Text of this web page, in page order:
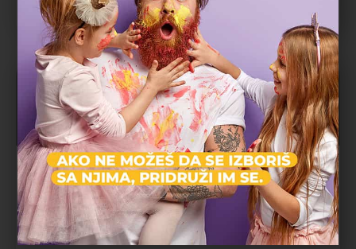
Vračar
Naučno-obrazovni centar za decu i mlade
Naučno-obrazovni centar za decu i mlade
Edukativni centar, Obrazovanje
Na zakazivanje